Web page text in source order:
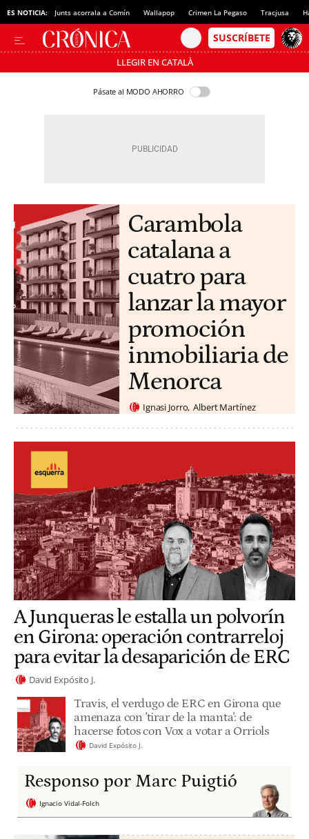
ES NOTICIA: Junts acorrala a Comín Wallapop Crimen La Pegaso Tracjusa
LLEGIR EN CATALÀ
Pásate al MODO AHORRO
Carambola
catalana a
cuatro para
lanzar la mayor
promoción
inmobiliaria de
Menorca
Ignasi Jorro Albert Martínez
A Junqueras le estalla un polvorín
en Girona: operación contrarreloj
para evitar la desaparición de ERC
David Expósito J.
Travis, el verdugo de ERC en Girona que
amenaza con 'tirar de la manta': de
hacerse fotos con Vox a votar a Orriols
David Expósito J.
Responso por Marc Puigtió
Ignacio Vidal-Folch